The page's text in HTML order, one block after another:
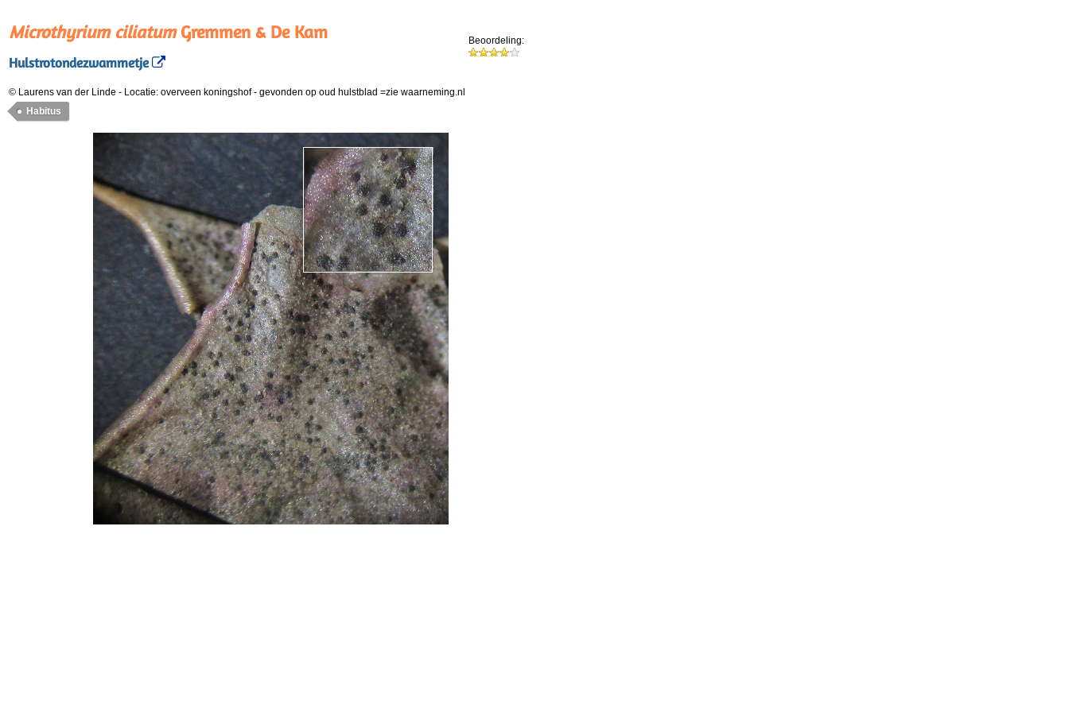
Microthyrium ciliatumGremmen & De Kam
Hulstrotondezwammetje
Beoordeling:
© Laurens van der Linde - Locatie: overveen koningshof- gevonden op oud hulstblad =zie waarneming.nl
Habitus